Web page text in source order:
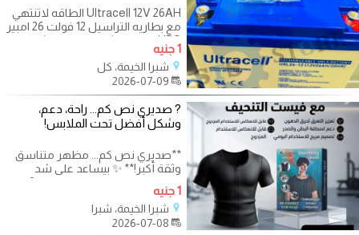
Ultracell 12V 26AH الطاقه لاتنتهي
مع بطاريه التراسيل 12 فولت 26 امبير
UPSالحل الامثل اعتماديه لتشغيل
اجهزه
1 جنيه
شبرا الخيمة، كل
? صديري نص كم... راحة، دعم،
وشكل أفضل تحت الملابس!
**صديري نص كم... مظهر متناسق
وثقة أكبر!** ✨ بيساعد على شد
وتنسيق منطقة الصدر والجذع. ?
يمنحك مظهرًا
1 جنيه
شبرا الخيمة، شبرا